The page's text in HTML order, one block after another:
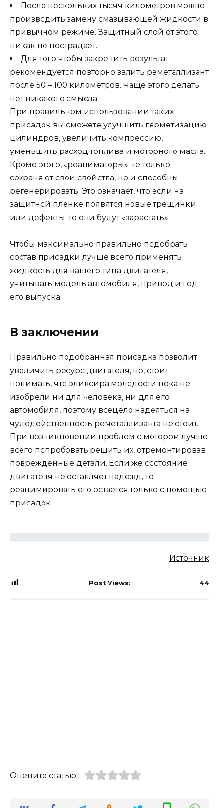
После нескольких тысяч километров можно
производить замену смазывающей жидкости в
привычном режиме. Защитный слой от этого
никак не пострадает.
Для того чтобы закрепить результат
рекомендуется повторно залить реметаллизант
после 50 – 100 километров. Чаще этого делать
нет никакого смысла.
При правильном использовании таких
присадок вы сможете улучшить герметизацию
цилиндров, увеличить компрессию,
уменьшить расход топлива и моторного масла.
Кроме этого, «реаниматоры» не только
сохраняют свои свойства, но и способны
регенерировать. Это означает, что если на
защитной пленке появятся новые трещинки
или дефекты, то они будут «зарастать».
Чтобы максимально правильно подобрать
состав присадки лучше всего применять
жидкость для вашего типа двигателя,
учитывать модель автомобиля, привод и год
его выпуска.
В заключении
Правильно подобранная присадка позволит
увеличить ресурс двигателя, но, стоит
понимать, что эликсира молодости пока не
изобрели ни для человека, ни для его
автомобиля, поэтому всецело надеяться на
чудодейственность реметаллизанта не стоит.
При возникновении проблем с мотором лучше
всего попробовать решить их, отремонтировав
поврежденные детали. Если же состояние
двигателя не оставляет надежд, то
реанимировать его остается только с помощью
присадок.
Источник
Post Views: 44
Оцените статью